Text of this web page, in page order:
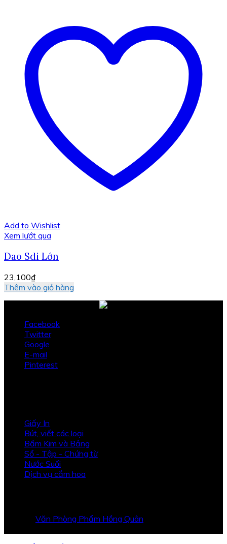
Add to Wishlist
Xem lướt qua
Dao Sdi Lớn
23,100₫
Thêm vào giỏ hàng
Facebook
Twitter
Google
E-mail
Pinterest
Giấy In
Bút, viết các loại
Bấm Kim và Bảng
Sổ - Tập - Chứng từ
Nước Suối
Dịch vụ cắm hoa
Văn Phòng Phẩm Hồng Quân